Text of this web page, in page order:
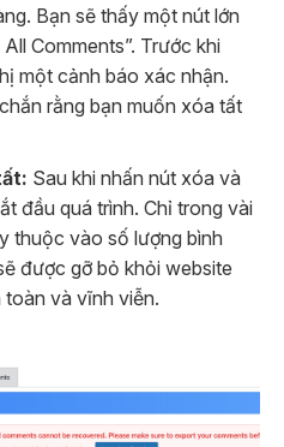
Bạn sẽ thấy một nút lớn
Comments”. Trước khi
một cảnh báo xác nhận.
rằng bạn muốn xóa tất
Sau khi nhấn nút xóa và
đầu quá trình. Chỉ trong vài
thuộc vào số lượng bình
được gỡ bỏ khỏi website
và vĩnh viễn.